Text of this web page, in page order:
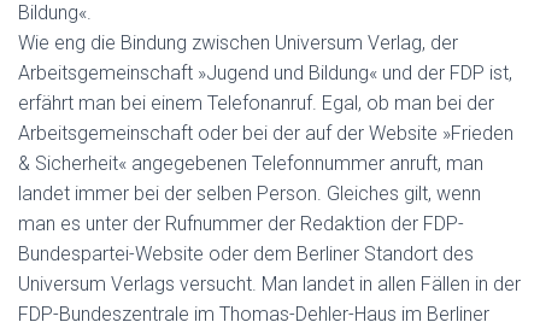
Bildung«.
Wie eng die Bindung zwischen Universum Verlag, der
Arbeitsgemeinschaft »Jugend und Bildung« und der FDP ist,
erfährt man bei einem Telefonanruf. Egal, ob man bei der
Arbeitsgemeinschaft oder bei der auf der Website »Frieden
& Sicherheit« angegebenen Telefonnummer anruft, man
landet immer bei der selben Person. Gleiches gilt, wenn
man es unter der Rufnummer der Redaktion der FDP-
Bundespartei-Website oder dem Berliner Standort des
Universum Verlags versucht. Man landet in allen Fällen in der
FDP-Bundeszentrale im Thomas-Dehler-Haus im Berliner